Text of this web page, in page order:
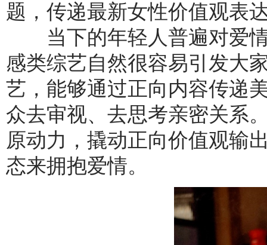
题，传递最新女性价值观表
当下的年轻人普遍对爱情
感类综艺自然很容易引发大
艺，能够通过正向内容传递
众去审视、去思考亲密关系
原动力，撬动正向价值观输
态来拥抱爱情。